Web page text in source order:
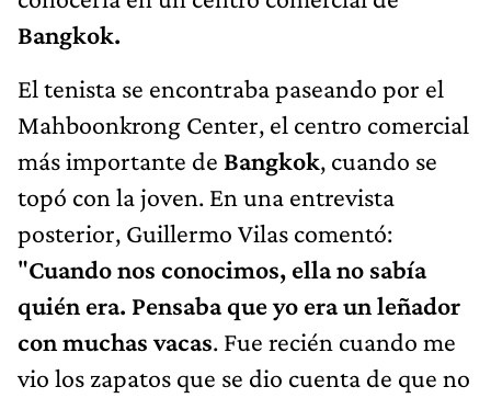
Bangkok.
El tenista se encontraba paseando por el
Mahboonkrong Center, el centro comercial
más importante de Bangkok, cuando se
topó con la joven. En una entrevista
posterior, Guillermo Vilas comentó:
"Cuando nos conocimos, ella no sabía
quién era. Pensaba que yo era un leñador
con muchas vacas. Fue recién cuando me
vio los zapatos que se dio cuenta de que no